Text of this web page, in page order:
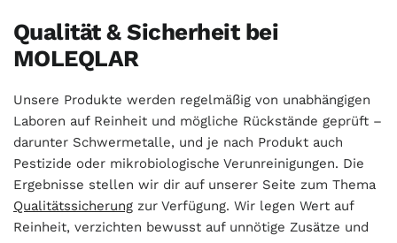
Qualität & Sicherheit bei
MOLEQLAR
Unsere Produkte werden regelmäßig von unabhängigen
Laboren auf Reinheit und mögliche Rückstände geprüft –
darunter Schwermetalle, und je nach Produkt auch
Pestizide oder mikrobiologische Verunreinigungen. Die
Ergebnisse stellen wir dir auf unserer Seite zum Thema
Qualitätssicherung zur Verfügung. Wir legen Wert auf
Reinheit, verzichten bewusst auf unnötige Zusätze und